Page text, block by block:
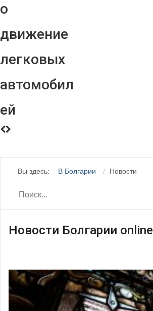
о
движение
легковых
автомобил
ей
Вы здесь: В Болгарии Новости
Новости Болгарии online